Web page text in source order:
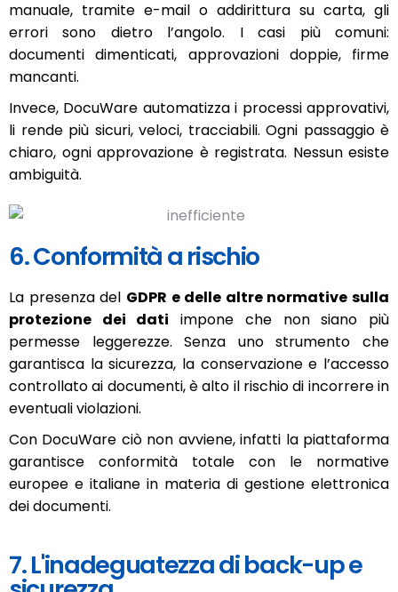
manuale, tramite e-mail o addirittura su carta, gli
errori sono dietro l’angolo. I casi più comuni:
documenti dimenticati, approvazioni doppie, firme
mancanti.
Invece, DocuWare automatizza i processi approvativi,
li rende più sicuri, veloci, tracciabili. Ogni passaggio è
chiaro, ogni approvazione è registrata. Nessun esiste
ambiguità.
6. Conformità a rischio
La presenza del GDPR e delle altre normative sulla
protezione dei dati impone che non siano più
permesse leggerezze. Senza uno strumento che
garantisca la sicurezza, la conservazione e l’accesso
controllato ai documenti, è alto il rischio di incorrere in
eventuali violazioni.
Con DocuWare ciò non avviene, infatti la piattaforma
garantisce conformità totale con le normative
europee e italiane in materia di gestione elettronica
dei documenti.
7. L'inadeguatezza di back-up e